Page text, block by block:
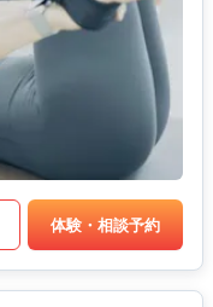
体験・相談予約